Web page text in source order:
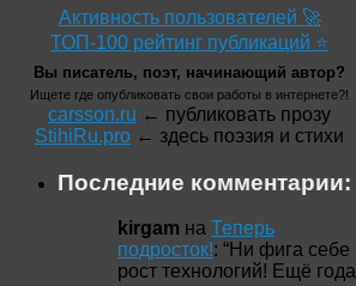
Активность пользователей 🚀
ТОП-100 рейтинг публикаций ⭐
Вы писатель, поэт, начинающий автор?
Ищете где опубликовать свои работы в интернете?!
carsson.ru ← публиковать прозу
StihiRu.pro ← здесь поэзия и стихи
Последние комментарии:
kirgam на Теперь
подросток!: “Ни фига себе
рост технологий! Ещё года